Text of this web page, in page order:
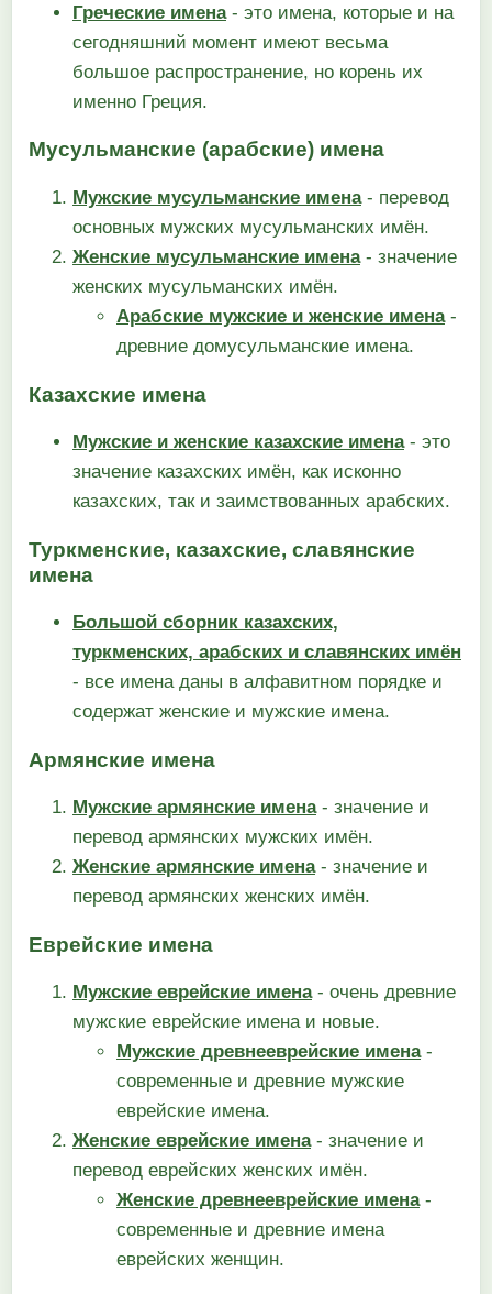
Греческие имена- это имена, которые и на
сегодняшний момент имеют весьма
большое распространение, но корень их
именно Греция.
Мусульманские (арабские) имена
Мужские мусульманские имена- перевод
основных мужских мусульманских имён.
Женские мусульманские имена- значение
женских мусульманских имён.
Арабские мужские и женские имена-
древние домусульманские имена.
Казахские имена
Мужские и женские казахские имена- это
значение казахских имён, как исконно
казахских, так и заимствованных арабских.
Туркменские, казахские, славянские
имена
Большой сборник казахских,
туркменских, арабских и славянских имён
- все имена даны в алфавитном порядке и
содержат женские и мужские имена.
Армянские имена
Мужские армянские имена- значение и
перевод армянских мужских имён.
Женские армянские имена- значение и
перевод армянских женских имён.
Еврейские имена
Мужские еврейские имена- очень древние
мужские еврейские имена и новые.
Мужские древнееврейские имена-
современные и древние мужские
еврейские имена.
Женские еврейские имена- значение и
перевод еврейских женских имён.
Женские древнееврейские имена-
современные и древние имена
еврейских женщин.